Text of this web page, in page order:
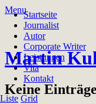
MenuStartseite
Journalist
Autor
Corporate Writer
Leistungen
Vita
Kontakt
Liste Grid
Martin
Keine